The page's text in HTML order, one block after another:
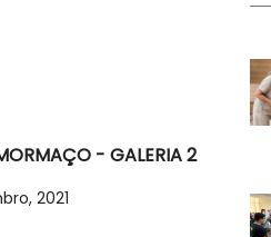
- GALERIA 2
2021